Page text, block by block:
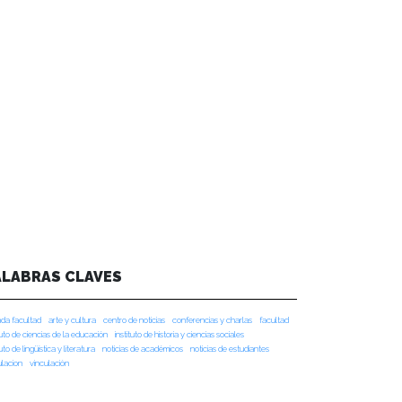
CLAVES
facultad arte y cultura centro de noticias conferencias y charlas
facultad
de ciencias de la educación
instituto de historia y ciencias sociales
de lingüística y literatura
noticias de académicos
noticias de estudiantes
vinculación